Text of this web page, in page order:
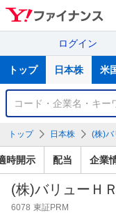
ログイン
サ
トップ 日本株 米
銘
検
索
トップ 日本株 (株)バ
時開示 配当 企業
(株)バリューＨＲ
6078 東証PRM